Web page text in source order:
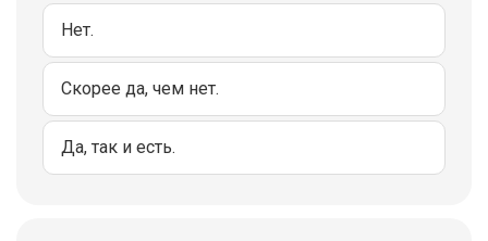
Нет.
Скорее да, чем нет.
Да, так и есть.